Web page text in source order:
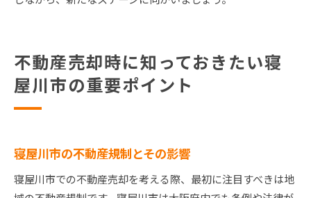
不動産売却時に知っておきたい寝
屋川市の重要ポイント
寝屋川市の不動産規制とその影響
寝屋川市での不動産売却を考える際、最初に注目すべきは地